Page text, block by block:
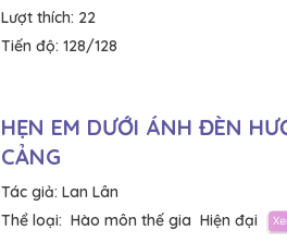
Lượt thích: 22
Tiến độ: 128/128
HẸN EM DƯỚI ÁNH ĐÈN
CẢNG
Tác giả: Lan Lân
Thể loại: Hào môn thế gia Hiện đại